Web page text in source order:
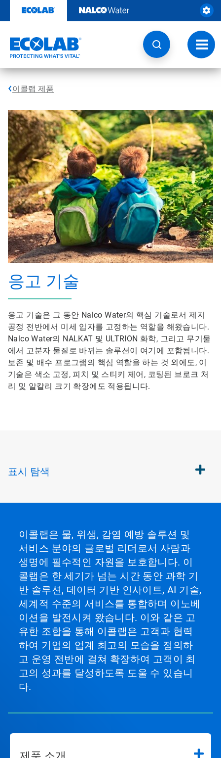
츠
기
토
글
내
비
이콜랩 제품
응고 기술
응고 기술은 그 동안 Nalco Water의 핵심 기술로서 제지
공정 전반에서 미세 입자를 고정하는 역할을 해왔습니다.
Nalco Water의 NALKAT 및 ULTRION 화학, 그리고 무기물
에서 고분자 물질로 바뀌는 솔루션이 여기에 포함됩니다.
보존 및 배수 프로그램의 핵심 역할을 하는 것 외에도, 이
기술은 색소 고정, 피치 및 스티키 제어, 코팅된 브로크 처
리 및 알칼리 크기 확장에도 적용됩니다.
표시 탐색
이콜랩은 물, 위생, 감염 예방 솔루션 및
서비스 분야의 글로벌 리더로서 사람과
생명에 필수적인 자원을 보호합니다. 이
콜랩은 한 세기가 넘는 시간 동안 과학 기
반 솔루션, 데이터 기반 인사이트, AI 기술,
세계적 수준의 서비스를 통합하며 이노베
이션을 발전시켜 왔습니다. 이와 같은 고
유한 조합을 통해 이콜랩은 고객과 협력
하여 기업의 업계 최고의 모습을 정의하
고 운영 전반에 걸쳐 확장하여 고객이 최
고의 성과를 달성하도록 도울 수 있습니
다.